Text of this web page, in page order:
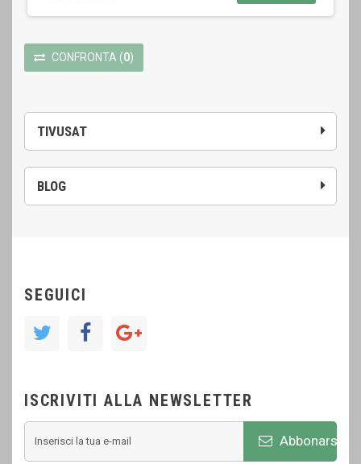
TIVUSAT
BLOG
CONFRONTA (0)
SEGUICI
ISCRIVITI ALLA NEWSLETTER
Abbonarsi